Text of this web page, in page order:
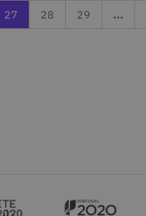
anterior 26
A ler a página 27
27 Página seguinte 28
28 Página 29
29 ...